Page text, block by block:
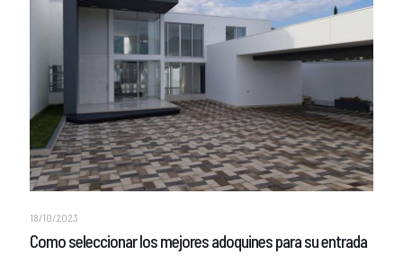
18/10/2023
Como seleccionar los mejores adoquines para su entrada